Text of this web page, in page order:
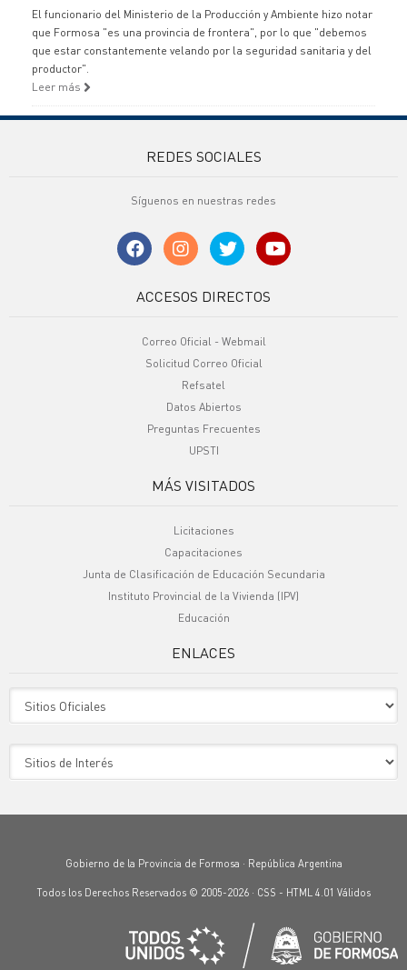
El funcionario del Ministerio de la Producción y Ambiente hizo notar
que Formosa "es una provincia de frontera", por lo que "debemos
que estar constantemente velando por la seguridad sanitaria y del
productor".
Leer más
REDES SOCIALES
Síguenos en nuestras redes
ACCESOS DIRECTOS
Correo Oficial - Webmail
Solicitud Correo Oficial
Refsatel
Datos Abiertos
Preguntas Frecuentes
UPSTI
MÁS VISITADOS
Licitaciones
Capacitaciones
Junta de Clasificación de Educación Secundaria
Instituto Provincial de la Vivienda (IPV)
Educación
ENLACES
Gobierno de la Provincia de Formosa · República Argentina
Todos los Derechos Reservados © 2005-2026 · CSS - HTML 4.01 Válidos